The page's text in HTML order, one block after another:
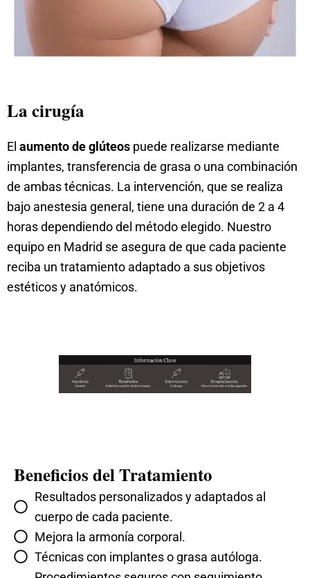
La cirugía
El aumento de glúteos puede realizarse mediante
implantes, transferencia de grasa o una combinación
de ambas técnicas. La intervención, que se realiza
bajo anestesia general, tiene una duración de 2 a 4
horas dependiendo del método elegido. Nuestro
equipo en Madrid se asegura de que cada paciente
reciba un tratamiento adaptado a sus objetivos
estéticos y anatómicos.
Beneficios del Tratamiento
Resultados personalizados y adaptados al
cuerpo de cada paciente.
Mejora la armonía corporal.
Técnicas con implantes o grasa autóloga.